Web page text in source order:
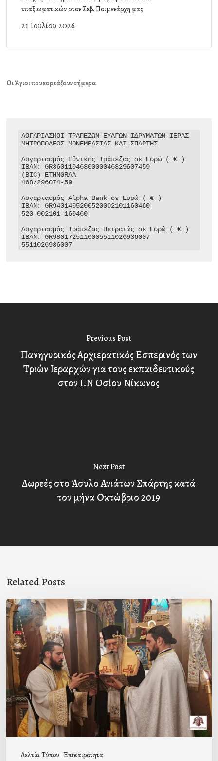
υπαξιωματικών στον Σεβ. Ποιμενάρχη μας
21 Ιουλίου 2026
Οι Άγιοι που εορτάζουν σήμερα
ΛΟΓΑΡΙΑΣΜΟΙ ΤΡΑΠΕΖΩΝ ΕΥΑΓΩΝ ΙΔΡΥΜΑΤΩΝ ΙΕΡΑΣ
ΜΗΤΡΟΠΟΛΕΩΣ ΜΟΝΕΜΒΑΣΙΑΣ ΚΑΙ ΣΠΑΡΤΗΣ
Λογαριασμός Εθνικής Τράπεζας σε Ευρώ ( € )
IBAN: GR3601104680000046829607459
(BIC) ETHNGRAA
468/296074-59
Λογαριασμός Alpha Bank σε Ευρώ ( € )
IBAN: GR9401405200520002101160460
520-002101-160460
Λογαριασμός Τράπεζας Πειραιώς σε Ευρώ ( € )
IBAN: GR9801725110005511026936007
5511026936007
Previous Post
Πανηγυρικός Αρχιερατικός Εσπερινός των
Τριών Ιεραρχών για τους εκπαιδευτικούς
στον Ι.Ν Οσίου Νίκωνος
Next Post
Δωρεές στο Άσυλο Ανιάτων Σπάρτης κατά
τον μήνα Οκτώβριο 2019
Related Posts
Δελτία Τύπου Επικαιρότητα
Ιερά
Παράκληση
στον
Ι.Ν.
Κοιμήσεως
της
Θεοτόκου
Μαγούλας